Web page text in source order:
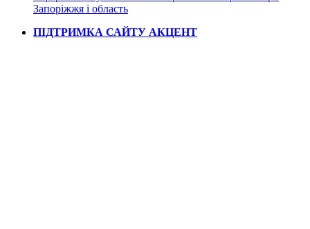
Запоріжжя і область
ПІДТРИМКА САЙТУ АКЦЕНТ